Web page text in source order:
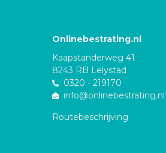
Onlinebestrating.nl
Kaapstanderweg 41
8243 RB Lelystad
0320 - 219170
info@onlinebestrating.nl
Routebeschrijving